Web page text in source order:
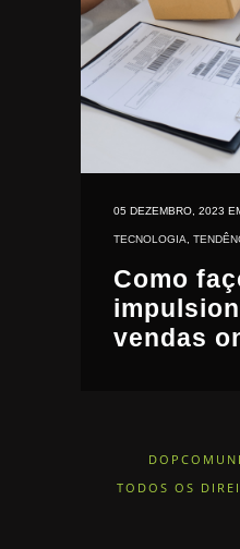
05 DEZEMBRO, 2023
TECNOLOGIA
Como
vendas
TODOS OS